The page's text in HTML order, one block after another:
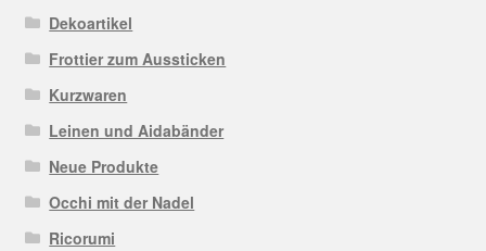
Dekoartikel
Frottier zum Aussticken
Kurzwaren
Leinen und Aidabänder
Neue Produkte
Occhi mit der Nadel
Ricorumi